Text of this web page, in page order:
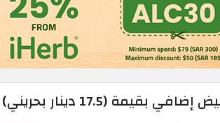
(17.5 دينار بحريني)